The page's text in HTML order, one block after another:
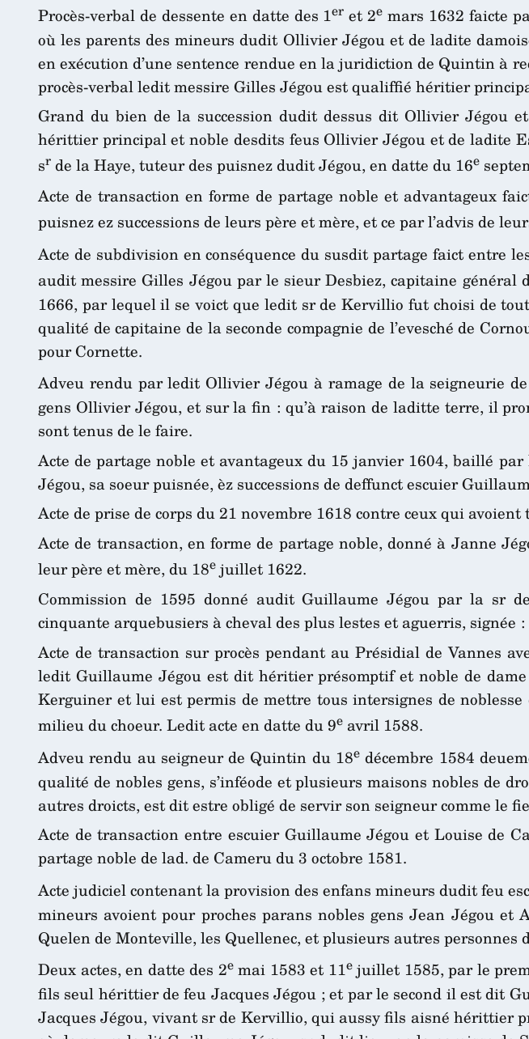
Procès-verbal de dessente en datte des 1er et 2e mars 1632 faicte
où les parents des mineurs dudit Ollivier Jégou et de ladite
en exécution d’une sentence rendue en la juridiction de Quintin à
procès-verbal ledit messire Gilles Jégou est qualiffié héritier
Grand du bien de la succession dudit dessus dit Ollivier Jégou
hérittier principal et noble desdits feus Ollivier Jégou et de ladite
sr de la Haye, tuteur des puisnez dudit Jégou, en datte du 16e
Acte de transaction en forme de partage noble et advantageux
puisnez ez successions de leurs père et mère, et ce par l’advis de
Acte de subdivision en conséquence du susdit partage faict entre
audit messire Gilles Jégou par le sieur Desbiez, capitaine général
1666, par lequel il se voict que ledit sr de Kervillio fut choisi de
qualité de capitaine de la seconde compagnie de l’evesché de
pour Cornette.
Adveu rendu par ledit Ollivier Jégou à ramage de la seigneurie
gens Ollivier Jégou, et sur la fin : qu’à raison de laditte terre, il
sont tenus de le faire.
Acte de partage noble et avantageux du 15 janvier 1604, baillé
Jégou, sa soeur puisnée, èz successions de deffunct escuier
Acte de prise de corps du 21 novembre 1618 contre ceux qui
Acte de transaction, en forme de partage noble, donné à Janne
leur père et mère, du 18e juillet 1622.
Commission de 1595 donné audit Guillaume Jégou par la sr
cinquante arquebusiers à cheval des plus lestes et aguerris, signée :
Acte de transaction sur procès pendant au Présidial de Vannes
ledit Guillaume Jégou est dit héritier présomptif et noble de
Kerguiner et lui est permis de mettre tous intersignes de
milieu du choeur. Ledit acte en datte du 9e avril 1588.
Adveu rendu au seigneur de Quintin du 18e décembre 1584
qualité de nobles gens, s’inféode et plusieurs maisons nobles de
autres droicts, est dit estre obligé de servir son seigneur comme le
Acte de transaction entre escuier Guillaume Jégou et Louise de
partage noble de lad. de Cameru du 3 octobre 1581.
Acte judiciel contenant la provision des enfans mineurs dudit feu
mineurs avoient pour proches parans nobles gens Jean Jégou
Quelen de Monteville, les Quellenec, et plusieurs autres personnes
Deux actes, en datte des 2emai 1583 et 11ejuillet 1585, par le
fils seul hérittier de feu Jacques Jégou ; et par le second il est dit
Jacques Jégou, vivant sr de Kervillio, qui aussy fils aisné hérittier